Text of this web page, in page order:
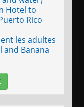
Hotel to
Rico
les adultes
and Banana